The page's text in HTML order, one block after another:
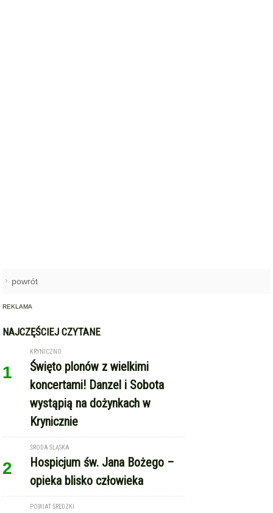
powrót
REKLAMA
NAJCZĘŚCIEJ CZYTANE
1
KRYNICZNO
Święto plonów z wielkimi
koncertami! Danzel i Sobota
wystąpią na dożynkach w
Krynicznie
2
ŚRODA ŚLĄSKA
Hospicjum św. Jana Bożego –
opieka blisko człowieka
POWIAT ŚREDZKI